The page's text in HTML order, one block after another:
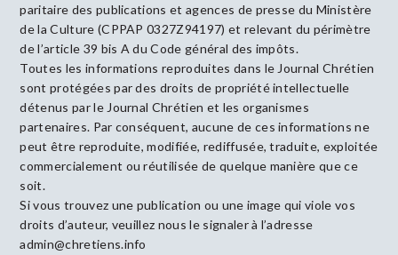
paritaire des publications et agences de presse du Ministère
de la Culture (CPPAP 0327Z94197) et relevant du périmètre
de l’article 39 bis A du Code général des impôts.
Toutes les informations reproduites dans le Journal Chrétien
sont protégées par des droits de propriété intellectuelle
détenus par le Journal Chrétien et les organismes
partenaires. Par conséquent, aucune de ces informations ne
peut être reproduite, modifiée, rediffusée, traduite, exploitée
commercialement ou réutilisée de quelque manière que ce
soit.
Si vous trouvez une publication ou une image qui viole vos
droits d’auteur, veuillez nous le signaler à l’adresse
admin@chretiens.info